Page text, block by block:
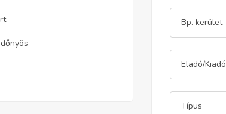
Bp. kerület
Eladó/Kiadó
Típus